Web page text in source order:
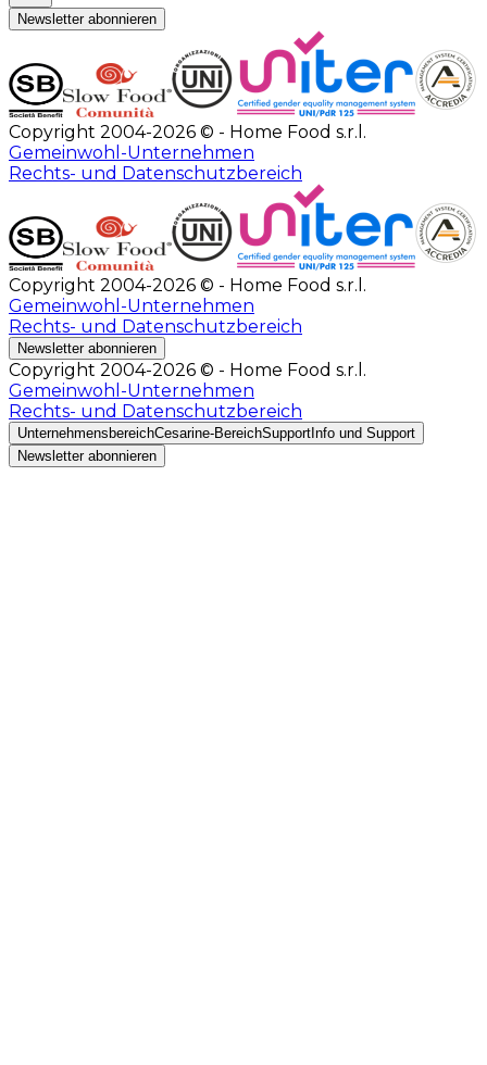
Newsletter abonnieren
Copyright 2004-2026 © - Home Food s.r.l.
Gemeinwohl-Unternehmen
Rechts- und Datenschutzbereich
Copyright 2004-2026 © - Home Food s.r.l.
Gemeinwohl-Unternehmen
Rechts- und Datenschutzbereich
Newsletter abonnieren
Copyright 2004-2026 © - Home Food s.r.l.
Gemeinwohl-Unternehmen
Rechts- und Datenschutzbereich
UnternehmensbereichCesarine-BereichSupport Info und Support
Newsletter abonnieren